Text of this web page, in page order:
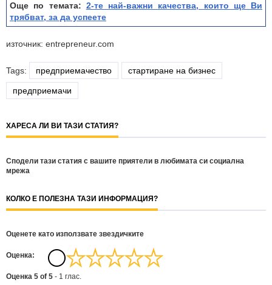
Още по темата: 2-те най-важни качества, които ще Ви
трябват, за да успеете
източник: entrepreneur.com
Tags: предприемачество стартиране на бизнес
предприемачи
ХАРЕСА ЛИ ВИ ТАЗИ СТАТИЯ?
Сподели тази статия с вашите приятели в любимата си социална
мрежа
КОЛКО Е ПОЛЕЗНА ТАЗИ ИНФОРМАЦИЯ?
Оценете като използвате звездичките
Oценка:
Оценка 5 of 5 - 1 глас.